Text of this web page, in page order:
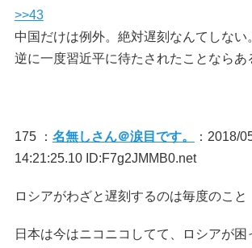
>>43
中国だけは例外。絶対遅刻なんてしない
逆に一度習近平に待たされたことならあ
175 ： 名無しさん＠涙目です。
：2018/
14:21:25.10 ID:F7g2JMMB0.net
ロシアがわざと遅刻するのは毎度のこと
日本は今はニコニコしてて、ロシアが困